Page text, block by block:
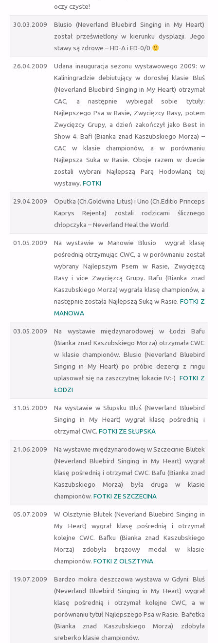
oczy czyste!
30.03.2009
Blusio (Neverland Bluebird Singing in My Heart)
został prześwietlony w kierunku dysplazji. Jego
stawy są zdrowe – HD-A i ED-0/0
26.04.2009
Udana inauguracja sezonu wystawowego 2009: w
Kaliningradzie debiutujący w dorosłej klasie Bluś
(Neverland Bluebird Singing in My Heart) otrzymał
CAC, a następnie wybiegał sobie tytuły:
Najlepszego Psa w Rasie, Zwycięzcy Rasy, potem
Zwycięzcy Grupy, a dzień zakończył jako Best in
Show 4. Bafi (Bianka znad Kaszubskiego Morza) –
CAC w klasie championów, a w porównaniu
Najlepsza Suka w Rasie. Oboje razem w duecie
zostali wybrani Najlepszą Parą Hodowlaną tej
wystawy. FOTKI
29.04.2009
Oputka (Ch.Goldwina Litus) i Uno (Ch.Editio Princeps
Kaprys Rejenta) zostali rodzicami ślicznego
chłopczyka – Neverland Heal the World.
01.05.2009
Na wystawie w Manowie Blusio wygrał klasę
pośrednią otrzymując CWC, a w porównaniu został
wybrany Najlepszym Psem w Rasie, Zwycięzcą
Rasy i vice Zwycięzcą Grupy. Bafu (Bianka znad
Kaszubskiego Morza) wygrała klasę championów, a
następnie została Najlepszą Suką w Rasie.FOTKI Z
MANOWA
03.05.2009
Na wystawie międzynarodowej w Łodzi Bafu
(Bianka znad Kaszubskiego Morza) otrzymała CWC
w klasie championów. Blusio (Neverland Bluebird
Singing in My Heart) po próbie dezercji z ringu
uplasował się na zaszczytnej lokacie IV:-)FOTKI Z
ŁODZI
31.05.2009
Na wystawie w Słupsku Bluś (Neverland Bluebird
Singing in My Heart) wygrał klasę pośrednią i
otrzymał CWC. FOTKI ZE SŁUPSKA
21.06.2009
Na wystawie międzynarodowej w Szczecinie Blutek
(Neverland Bluebird Singing in My Heart) wygrał
klasę pośrednią i otrzymał CWC. Bafu (Bianka znad
Kaszubskiego Morza) była druga w klasie
championów. FOTKI ZE SZCZECINA
05.07.2009
W Olsztynie Blutek (Neverland Bluebird Singing in
My Heart) wygrał klasę pośrednią i otrzymał
kolejne CWC. Bafku (Bianka znad Kaszubskiego
Morza) zdobyła brązowy medal w klasie
championów. FOTKI Z OLSZTYNA
19.07.2009
Bardzo mokra deszczowa wystawa w Gdyni: Bluś
(Neverland Bluebird Singing in My Heart) wygrał
klasę pośrednią i otrzymał kolejne CWC, a w
porównaniu tytuł Najlepszego Psa w Rasie. Bafetka
(Bianka znad Kaszubskiego Morza) zdobyła
sreberko klasie championów.